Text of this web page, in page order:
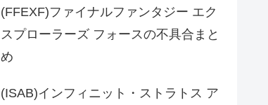
(FFEXF)ファイナルファンタジー エク
スプローラーズ フォースの不具合まと
め
(ISAB)インフィニット・ストラトス ア